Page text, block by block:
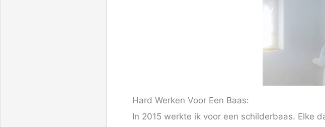
Hard Werken Voor Een Baas:
In 2015 werkte ik voor een schilderbaas. Elke